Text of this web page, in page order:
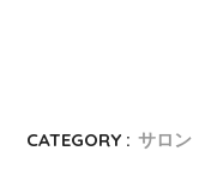
CATEGORY : サロン